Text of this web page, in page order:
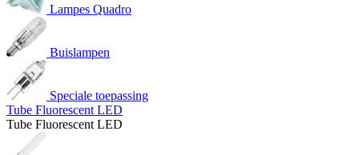
Lampes Quadro
Buislampen
Speciale toepassing
Tube Fluorescent LED
Tube Fluorescent LED